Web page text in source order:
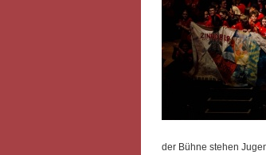
der Bühne stehen